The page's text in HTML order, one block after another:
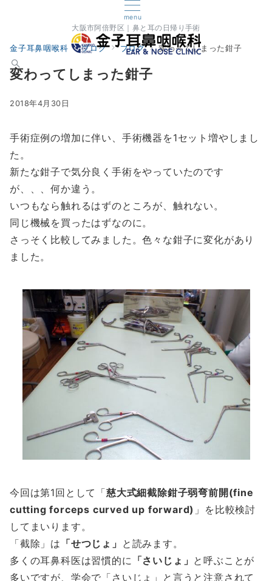
menu
大阪市阿倍野区｜鼻と耳の日帰り手術
金子耳鼻咽喉科 ブログ ブログ 変わってしまった鉗子
変わってしまった鉗子
2018年4月30日
手術症例の増加に伴い、手術機器を1セット増やしまし
た。
新たな鉗子で気分良く手術をやっていたのです
が、、、何か違う。
いつもなら触れるはずのところが、触れない。
同じ機械を買ったはずなのに。
さっそく比較してみました。色々な鉗子に変化があり
ました。
今回は第1回として「慈大式細截除鉗子弱弯前開(fine
cutting forceps curved up forward) 」を比較検討
してまいります。
「截除」は 「せつじょ」 と読みます。
多くの耳鼻科医は習慣的に 「さいじょ」 と呼ぶことが
多いですが、学会で「さいじょ」と言うと注意されて